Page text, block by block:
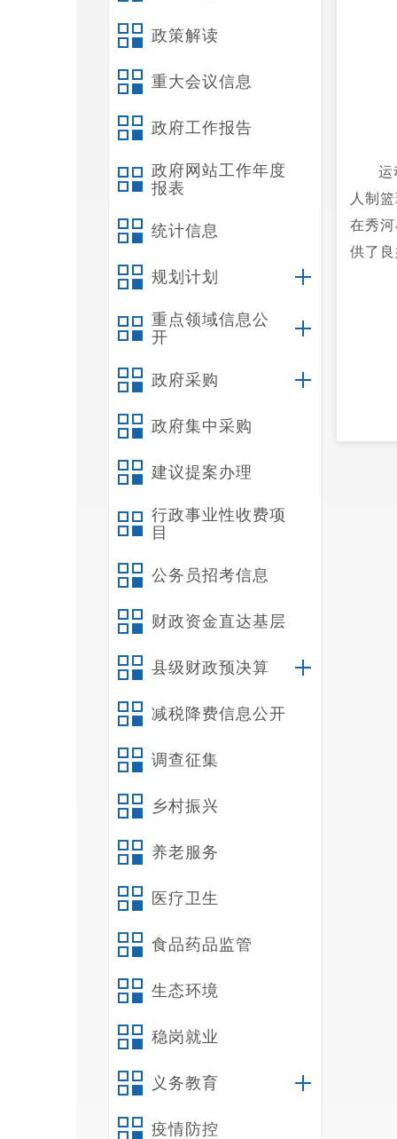
政策解读
重大会议信息
政府工作报告
政府网站工作年度
报表
统计信息
规划计划
重点领域信息公
开
政府采购
政府集中采购
建议提案办理
行政事业性收费项
目
公务员招考信息
财政资金直达基层
县级财政预决算
减税降费信息公开
调查征集
乡村振兴
养老服务
医疗卫生
食品药品监管
生态环境
稳岗就业
义务教育
疫情防控
运
人制
在秀
供了